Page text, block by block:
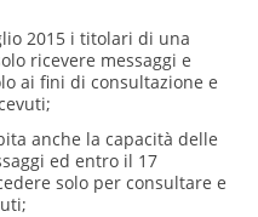
2015 i titolari di una
ricevere messaggi e
ai fini di consultazione e
anche la capacità delle
ed entro il 17
solo per consultare e